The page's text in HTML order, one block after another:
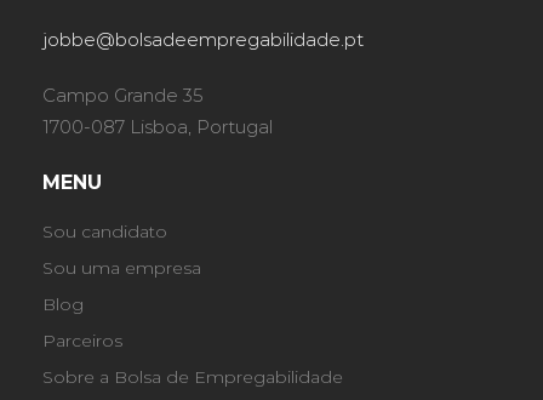
jobbe@bolsadeempregabilidade.pt
Campo Grande 35
1700-087 Lisboa, Portugal
MENU
Sou candidato
Sou uma empresa
Blog
Parceiros
Sobre a Bolsa de Empregabilidade